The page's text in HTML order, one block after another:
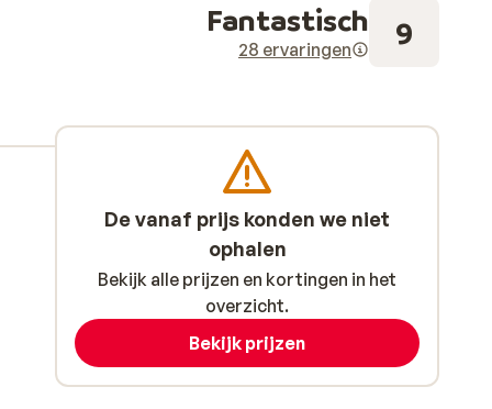
Fantastisch
28 ervaringen 9
De vanaf prijs konden we niet
ophalen
Bekijk alle prijzen en kortingen in het
overzicht.
Bekijk prijzen